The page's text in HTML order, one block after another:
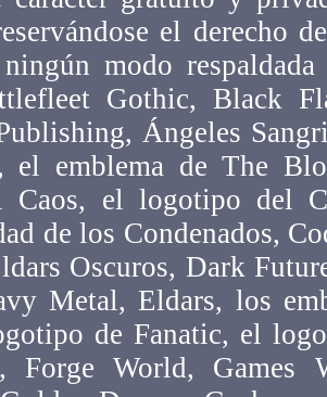
el derecho
modo
Gothic, Black
Ángeles
emblema de The
Caos, el logotipo del
de los Condenados,
Oscuros, Dark
Metal, Eldars, los
de Fanatic, el
Forge World, Games